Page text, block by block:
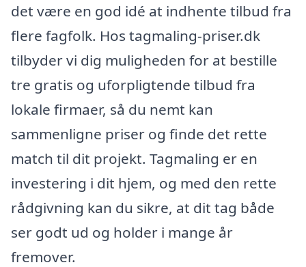
det være en god idé at indhente tilbud fra
flere fagfolk. Hos tagmaling-priser.dk
tilbyder vi dig muligheden for at bestille
tre gratis og uforpligtende tilbud fra
lokale firmaer, så du nemt kan
sammenligne priser og finde det rette
match til dit projekt. Tagmaling er en
investering i dit hjem, og med den rette
rådgivning kan du sikre, at dit tag både
ser godt ud og holder i mange år
fremover.